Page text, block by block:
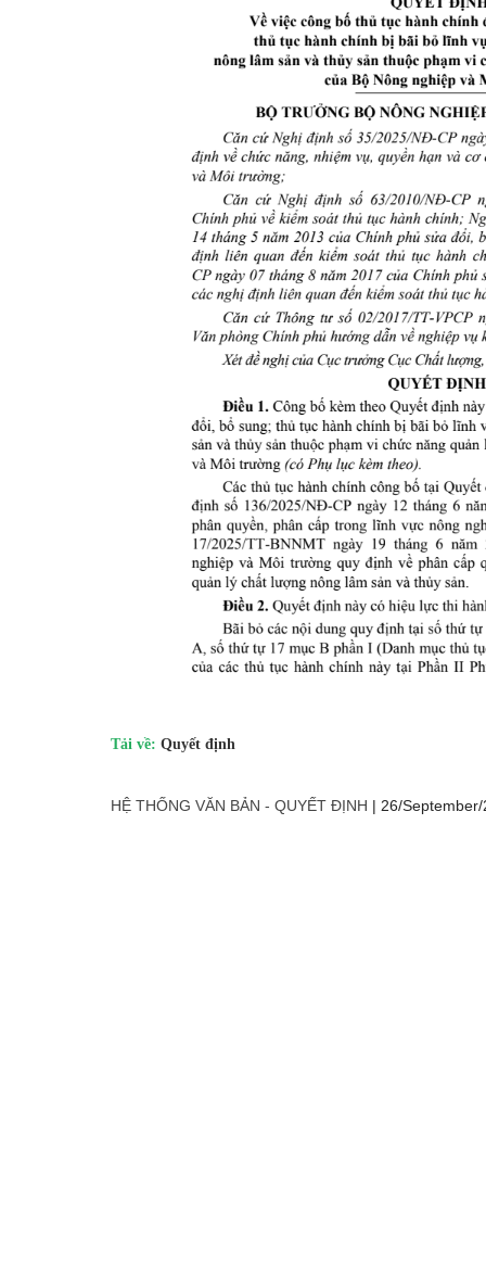
Tải về: Quyết định
HỆ THỐNG VĂN BẢN - QUYẾT ĐỊNH | 26/